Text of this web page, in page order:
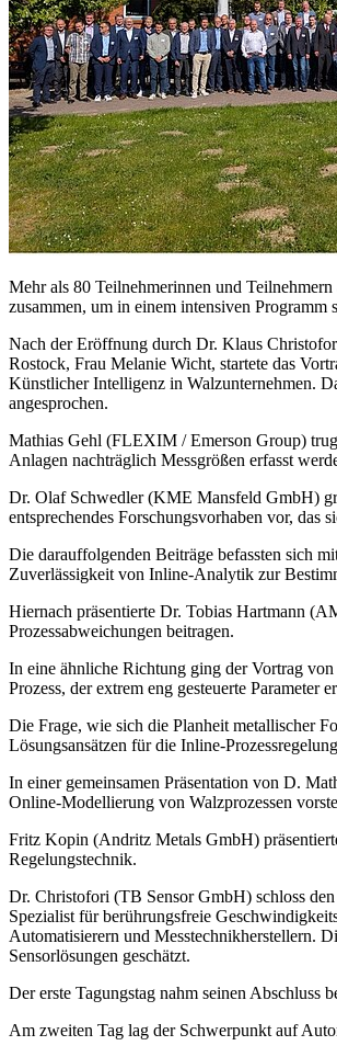
Mehr als 80 Teilnehmerinnen und
zusammen, um in einem intensiven
Nach der Eröffnung durch Dr. Klaus
Rostock, Frau Melanie Wicht, startete das
Künstlicher Intelligenz in Walzunternehmen.
angesprochen.
Mathias Gehl (FLEXIM / Emerson Group)
Anlagen nachträglich Messgrößen erfasst
Dr. Olaf Schwedler (KME Mansfeld GmbH)
entsprechendes Forschungsvorhaben vor, das
Die darauffolgenden Beiträge befassten sich
Zuverlässigkeit von Inline-Analytik zur
Hiernach präsentierte Dr. Tobias Hartmann
Prozessabweichungen beitragen.
In eine ähnliche Richtung ging der Vortrag
Prozess, der extrem eng gesteuerte
Die Frage, wie sich die Planheit metallischer
Lösungsansätzen für die Inline-
In einer gemeinsamen Präsentation von D.
Online-Modellierung von Walzprozessen
Fritz Kopin (Andritz Metals GmbH)
Regelungstechnik.
Dr. Christofori (TB Sensor GmbH) schloss
Spezialist für berührungsfreie
Automatisierern und Messtechnikherstellern.
Sensorlösungen geschätzt.
Der erste Tagungstag nahm seinen Abschluss
Am zweiten Tag lag der Schwerpunkt auf